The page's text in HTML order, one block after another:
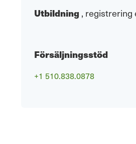
Utbildning , registrering
Försäljningsstöd
+1 510.838.0878